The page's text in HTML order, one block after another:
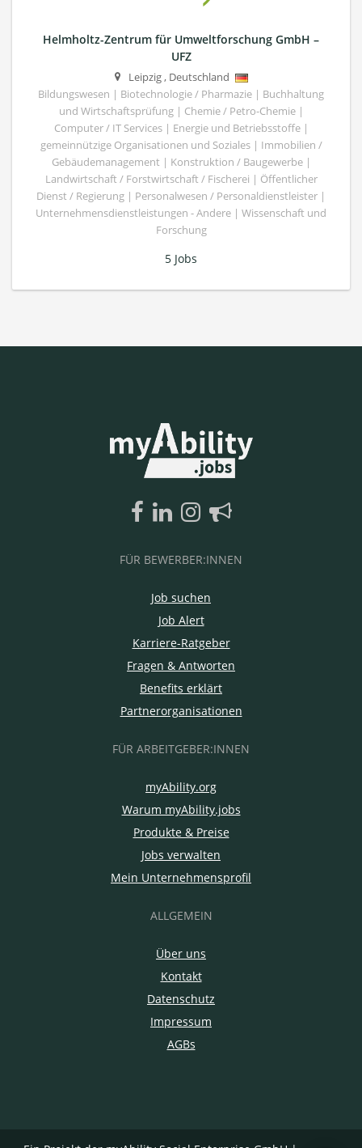
Helmholtz-Zentrum für Umweltforschung GmbH –
UFZ
Leipzig, Deutschland
Bildungswesen | Biotechnologie / Pharmazie | Buchhaltung
und Wirtschaftsprüfung | Chemie / Petro-Chemie |
Computer / IT Services | Energie und Betriebsstoffe |
gemeinnützige Organisationen und Soziales | Immobilien /
Gebäudemanagement | Konstruktion / Baugewerbe |
Landwirtschaft / Forstwirtschaft / Fischerei | Öffentlicher
Dienst / Regierung | Personalwesen / Personaldienstleister |
Unternehmensdienstleistungen - Andere | Wissenschaft und
Forschung
5 Jobs
FÜR BEWERBER:INNEN
Job suchen
Job Alert
Karriere-Ratgeber
Fragen & Antworten
Benefits erklärt
Partnerorganisationen
FÜR ARBEITGEBER:INNEN
myAbility.org
Warum myAbility.jobs
Produkte & Preise
Jobs verwalten
Mein Unternehmensprofil
ALLGEMEIN
Über uns
Kontakt
Datenschutz
Impressum
AGBs